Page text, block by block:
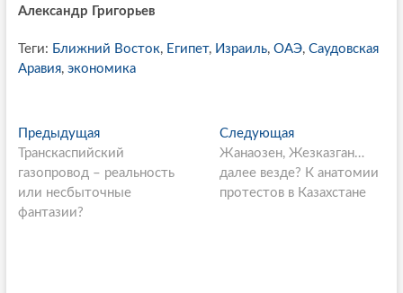
Александр Григорьев
Теги: Ближний Восток, Египет, Израиль, ОАЭ, Саудовская
Аравия, экономика
P
o
s
t
ПредыдущаяП
р
е
д
Транскаспийский
газопровод – реальность
или несбыточные
фантазии?
Следующая
л
е
д
Жанаозен, Жезказган…
далее везде? К анатомии
протестов в Казахстане